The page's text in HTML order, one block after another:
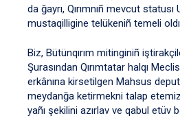
da ğayrı, Qırımnıñ mevcut
mustaqilligine telükeniñ temeli
Biz, Bütünqırım mitinginiñ
Şurasından Qırımtatar halqı
erkânına kirsetilgen Mahsus
meydanğa ketirmekni talap etemiz.
yañı şekilini azırlav ve qabul etüv